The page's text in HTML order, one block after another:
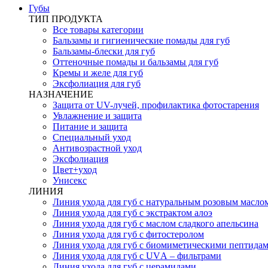
Губы
ТИП ПРОДУКТА
Все товары категории
Бальзамы и гигиенические помады для губ
Бальзамы-блески для губ
Оттеночные помады и бальзамы для губ
Кремы и желе для губ
Эксфолиация для губ
НАЗНАЧЕНИЕ
Защита от UV-лучей, профилактика фотостарения
Увлажнение и защита
Питание и защита
Специальный уход
Антивозрастной уход
Эксфолиация
Цвет+уход
Унисекс
ЛИНИЯ
Линия ухода для губ с натуральным розовым
Линия ухода для губ с экстрактом алоэ
Линия ухода для губ с маслом сладкого апельсина
Линия ухода для губ с фитостеролом
Линия ухода для губ с биомиметическими
Линия ухода для губ с UVА – фильтрами